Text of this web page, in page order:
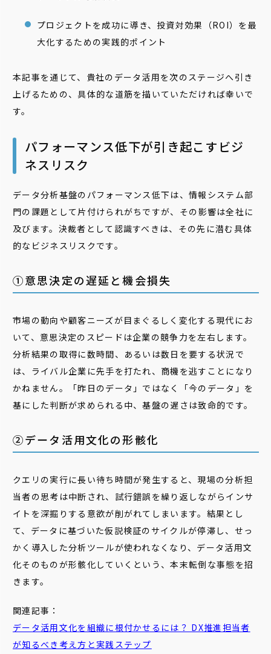
プロジェクトを成功に導き、投資対効果（ROI）を最
大化するための実践的ポイント
本記事を通じて、貴社のデータ活用を次のステージへ引き
上げるための、具体的な道筋を描いていただければ幸いで
す。
パフォーマンス低下が引き起こすビジ
ネスリスク
データ分析基盤のパフォーマンス低下は、情報システム部
門の課題として片付けられがちですが、その影響は全社に
及びます。決裁者として認識すべきは、その先に潜む具体
的なビジネスリスクです。
①意思決定の遅延と機会損失
市場の動向や顧客ニーズが目まぐるしく変化する現代にお
いて、意思決定のスピードは企業の競争力を左右します。
分析結果の取得に数時間、あるいは数日を要する状況で
は、ライバル企業に先手を打たれ、商機を逃すことになり
かねません。「昨日のデータ」ではなく「今のデータ」を
基にした判断が求められる中、基盤の遅さは致命的です。
②データ活用文化の形骸化
クエリの実行に長い待ち時間が発生すると、現場の分析担
当者の思考は中断され、試行錯誤を繰り返しながらインサ
イトを深掘りする意欲が削がれてしまいます。結果とし
て、データに基づいた仮説検証のサイクルが停滞し、せっ
かく導入した分析ツールが使われなくなり、データ活用文
化そのものが形骸化していくという、本末転倒な事態を招
きます。
関連記事：
データ 活用文化を組織に根付かせるには？ DX推進担当者
が知るべき考え方と実践ステップ